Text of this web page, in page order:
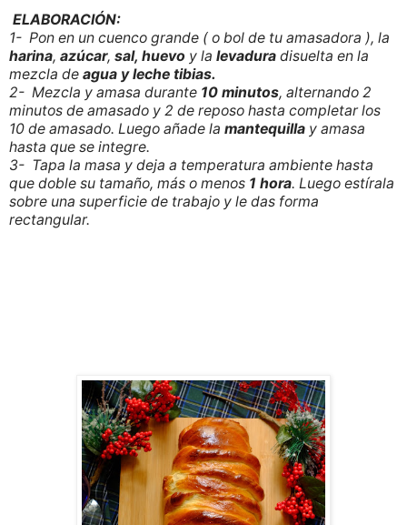
ELABORACIÓN:
1- Pon en un cuenco grande ( o bol de tu amasadora ), la
harina, azúcar, sal, huevo y la levadura disuelta en la
mezcla de agua y leche tibias.
2- Mezcla y amasa durante 10 minutos, alternando 2
minutos de amasado y 2 de reposo hasta completar los
10 de amasado. Luego añade la mantequilla y amasa
hasta que se integre.
3- Tapa la masa y deja a temperatura ambiente hasta
que doble su tamaño, más o menos 1 hora. Luego estírala
sobre una superficie de trabajo y le das forma
rectangular.